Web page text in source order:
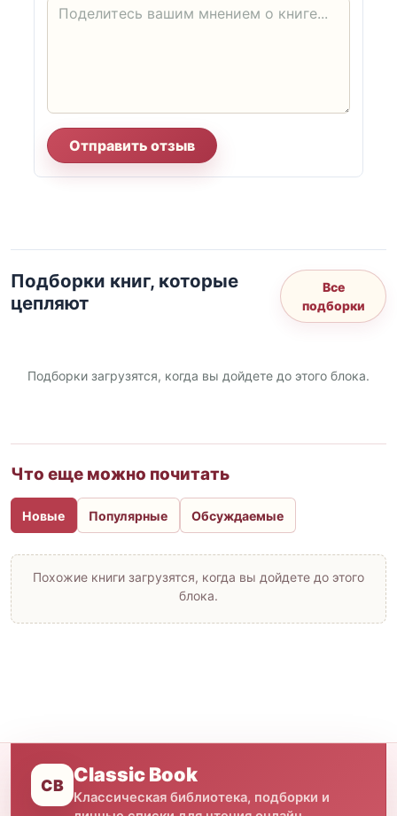
Отправить отзыв
Подборки книг, которые
цепляют
Все
подборки
Подборки загрузятся, когда вы дойдете до этого блока.
Что еще можно почитать
Новые Популярные Обсуждаемые
Похожие книги загрузятся, когда вы дойдете до этого
блока.
CB Classic Book
Классическая библиотека, подборки и